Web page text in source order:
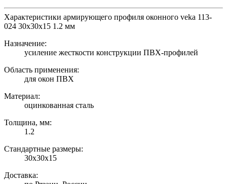
Характеристики армирующего профиля оконного veka 113-
024 30х30х15 1.2 мм
Назначение:
усиление жесткости конструкции ПВХ-профилей
Область применения:
для окон ПВХ
Материал:
оцинкованная сталь
Толщина, мм:
1.2
Стандартные размеры:
30х30х15
Доставка: